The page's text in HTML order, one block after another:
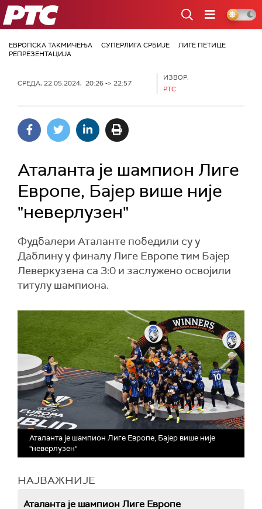
РТС
ЕВРОПСКА ТАКМИЧЕЊА СУПЕРЛИГА СРБИЈЕ
ЛИГЕ ПЕТИЦЕ
РЕПРЕЗЕНТАЦИЈА
СРЕДА, 22.05.2024, 20:26 -> 22:57
ИЗВОР:
РТС
Аталанта је шампион Лиге
Европе, Бајер више није
"неверлузен"
Фудбалери Аталанте победили су у
Даблину у финалу Лиге Европе тим Бајер
Леверкузена са 3:0 и заслужено освојили
титулу шампиона.
Аталанта је шампион Лиге Европе, Бајер више није
"неверлузен"
НАЈВАЖНИЈЕ
Аталанта је шампион Лиге Европе